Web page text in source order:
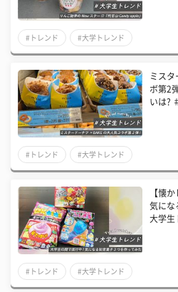
#トレンド #大学トレンド
ミス
ボ第2
いは?
#トレンド #大学トレンド
【懐
気にな
大学生
#トレンド #大学トレンド